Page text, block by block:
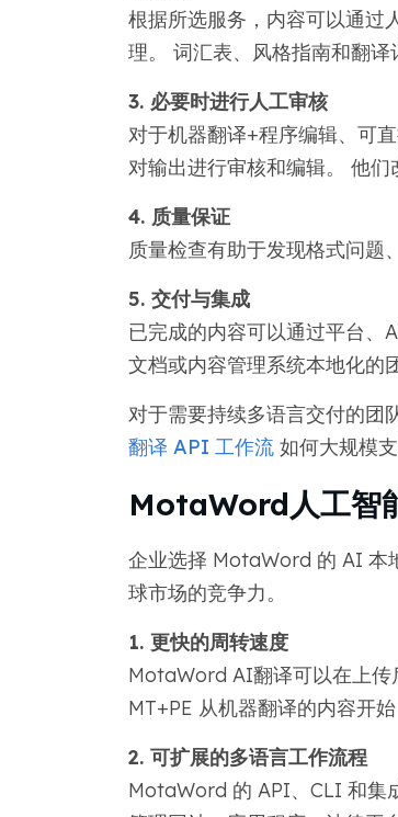
根据所选服务，内容可以通过
理。 词汇表、风格指南和翻译
3. 必要时进行人工审核
对于机器翻译+程序编辑、可
对输出进行审核和编辑。 他们
4. 质量保证
质量检查有助于发现格式问题
5. 交付与集成
已完成的内容可以通过平台、
文档或内容管理系统本地化的
对于需要持续多语言交付的团
翻译 API 工作流如何大规模支
MotaWord人工智
企业选择 MotaWord 的 AI 本
球市场的竞争力。
1. 更快的周转速度
MotaWord AI翻译可以在上传
MT+PE 从机器翻译的内容开
2. 可扩展的多语言工作流程
MotaWord 的 API、CLI 和集